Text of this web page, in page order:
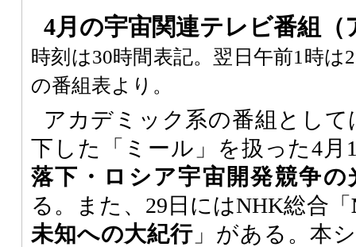
4月の宇宙関連テレビ番組
時刻は30時間表記。翌日午前1時は
の番組表より。
アカデミック系の番組として
下した「ミール」を扱った4月
落下・ロシア宇宙開発競争の
る。また、29日にはNHK総合「
未知への大紀行 」がある。本